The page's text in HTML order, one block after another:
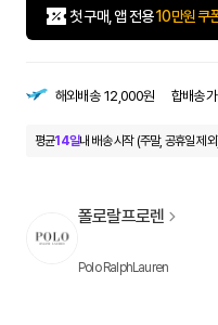
첫 구매, 앱 전용10만원 쿠
해외배송 12,000원 합배송
평균14일내 배송 시작 (주말, 공휴일 제
폴로랄프로렌
Polo RalphLauren